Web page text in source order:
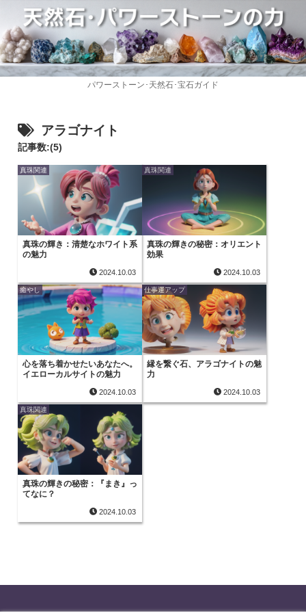
パワーストーン･天然石･宝石ガイド
アラゴナイト
記事数:(5)
真珠関連
真珠の輝き：清楚なホワイト系
の魅力
2024.10.03
真珠関連
真珠の輝きの秘密：オリエント
効果
2024.10.03
癒やし
心を落ち着かせたいあなたへ。
イエローカルサイトの魅力
2024.10.03
仕事運アップ
縁を繋ぐ石、アラゴナイトの魅
力
2024.10.03
真珠関連
真珠の輝きの秘密：『まき』っ
てなに？
2024.10.03